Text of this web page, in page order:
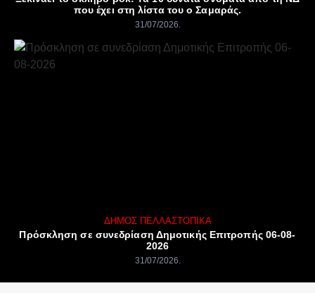
που έχει στη λίστα του ο Σαμαράς.
31/07/2026
ΔΉΜΟΣ ΠΈΛΛΑΣΤΟΠΙΚΆ
Πρόσκληση σε συνεδρίαση Δημοτικής Επιτροπής 06-08-
2026
31/07/2026